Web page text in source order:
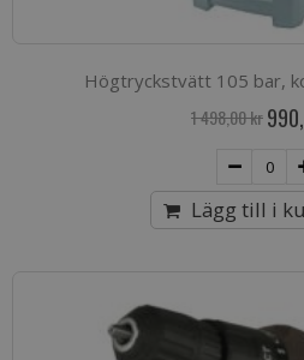
Högtryckstvätt 105 bar,
1 498,00 kr Price
Lägg till i